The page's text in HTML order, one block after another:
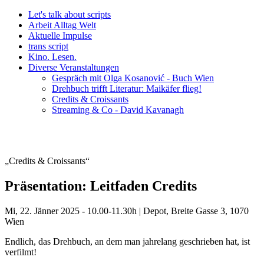
Let's talk about scripts
Arbeit Alltag Welt
Aktuelle Impulse
trans script
Kino. Lesen.
Diverse Veranstaltungen
Gespräch mit Olga Kosanović - Buch Wien
Drehbuch trifft Literatur: Maikäfer flieg!
Credits & Croissants
Streaming & Co - David Kavanagh
„Credits & Croissants“
Präsentation: Leitfaden Credits
Mi, 22. Jänner 2025 - 10.00-11.30h | Depot, Breite Gasse 3, 1070
Wien
Endlich, das Drehbuch, an dem man jahrelang geschrieben hat, ist
verfilmt!